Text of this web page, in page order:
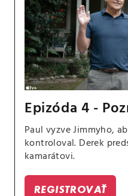
Epizóda 4 -
Paul vyzve Jimmyho,
kontroloval. Derek
kamarátovi.
REGISTROVAŤ